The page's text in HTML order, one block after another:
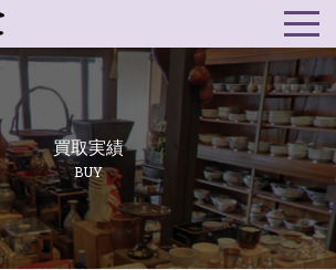
買取実績
BUY